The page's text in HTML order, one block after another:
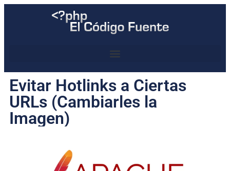
Evitar Hotlinks a Ciertas
URLs (Cambiarles la
Imagen)